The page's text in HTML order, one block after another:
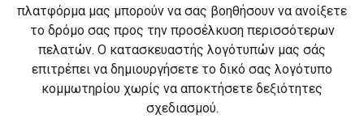
πλατφόρμα μας μπορούν να σας βοηθήσουν να ανοίξετε
το δρόμο σας προς την προσέλκυση περισσότερων
πελατών. Ο κατασκευαστής λογότυπών μας σάς
επιτρέπει να δημιουργήσετε το δικό σας λογότυπο
κομμωτηρίου χωρίς να αποκτήσετε δεξιότητες
σχεδιασμού.